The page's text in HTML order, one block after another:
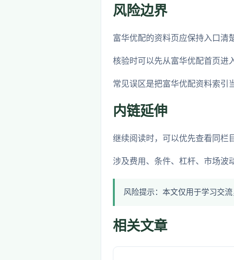
风险边界
富华优配的资料页应保持入口清
核验时可以先从富华优配首页进
常见误区是把富华优配资料索引
内链延伸
继续阅读时，可以优先查看同栏
涉及费用、条件、杠杆、市场波
风险提示：本文仅用于学习交
相关文章